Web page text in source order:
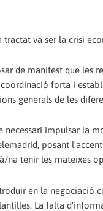
va ser la crisi
de manifest que les
forta i
generals de les
necessari impulsar la
posant
na tenir les mateixes
en la negociació
La falta